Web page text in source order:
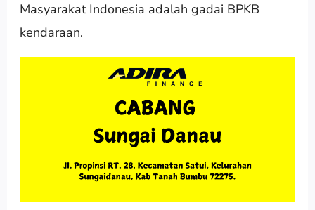
Masyarakat Indonesia adalah gadai BPKB
kendaraan.